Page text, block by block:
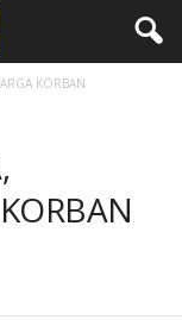
KORBAN